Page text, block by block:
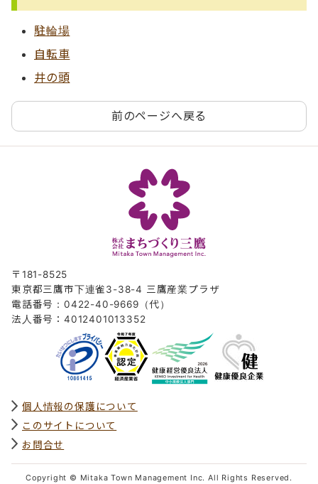
駐輪場
自転車
井の頭
前のページへ戻る
〒181-8525
東京都三鷹市下連雀3-38-4 三鷹産業プラザ
電話番号：0422-40-9669（代）
法人番号：4012401013352
個人情報の保護について
このサイトについて
お問合せ
Copyright © Mitaka Town Management Inc. All Rights Reserved.